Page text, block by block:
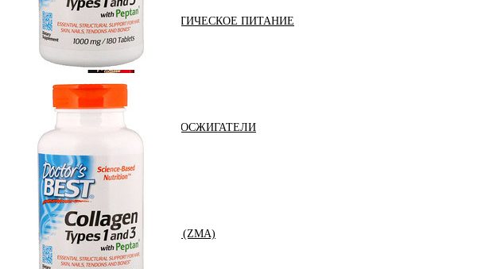
ДИЕТИЧЕСКОЕ ПИТАНИЕ
ЖИРОСЖИГАТЕЛИ
ЗМА (ZMA)